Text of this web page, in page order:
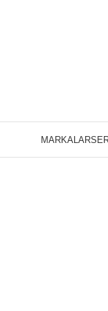
MARKALAR